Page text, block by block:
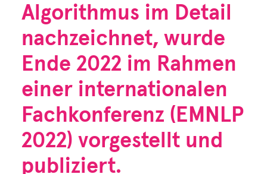
Algorithmus im Detail
nachzeichnet, wurde
Ende 2022 im Rahmen
einer internationalen
Fachkonferenz (EMNLP
2022) vorgestellt und
publiziert.